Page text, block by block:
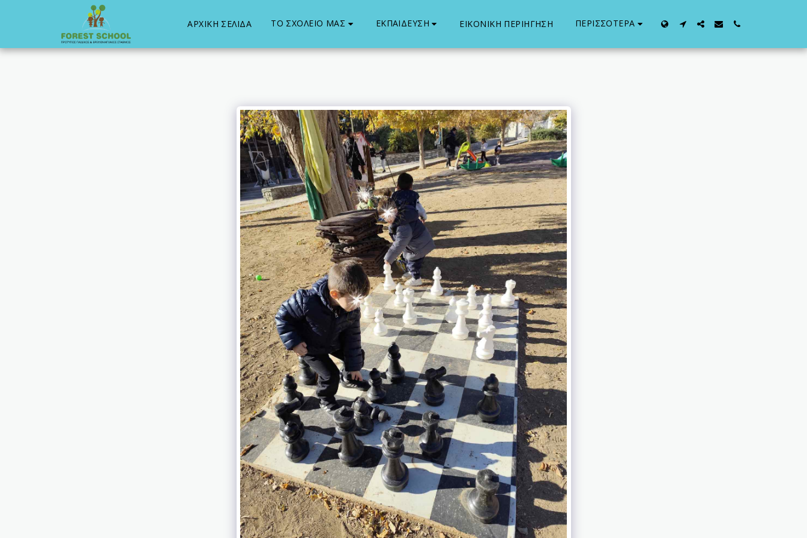
ΑΡΧΙΚΉ ΣΕΛΊΔΑ ΤΟ ΣΧΟΛΕΙΟ ΜΑΣ ΕΚΠΑΙΔΕΥΣΗ ΕΙΚΟΝΙΚΗ ΠΕΡΙΗΓΗΣΗ ΠΕΡΙΣΣΌΤΕΡΑ